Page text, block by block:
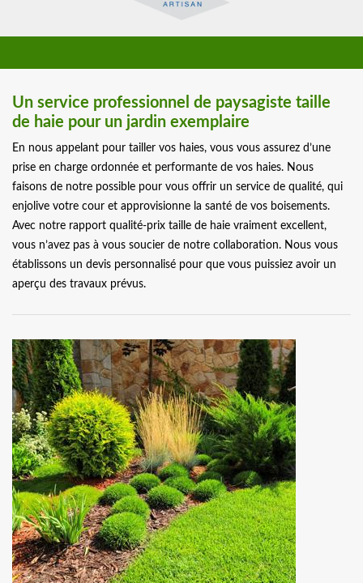
Un service professionnel de paysagiste taille
de haie pour un jardin exemplaire
En nous appelant pour tailler vos haies, vous vous assurez d’une
prise en charge ordonnée et performante de vos haies. Nous
faisons de notre possible pour vous offrir un service de qualité, qui
enjolive votre cour et approvisionne la santé de vos boisements.
Avec notre rapport qualité-prix taille de haie vraiment excellent,
vous n’avez pas à vous soucier de notre collaboration. Nous vous
établissons un devis personnalisé pour que vous puissiez avoir un
aperçu des travaux prévus.